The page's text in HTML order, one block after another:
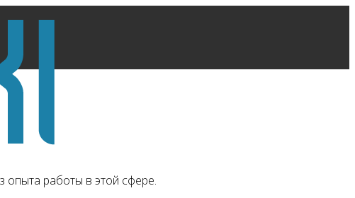
опыта работы в этой сфере.